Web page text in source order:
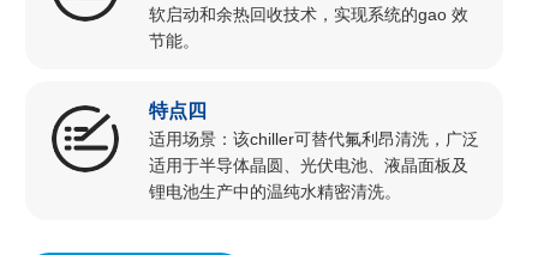
软启动和余热回收技术，实现系统的gao 效
节能。
特点四
适用场景：该chiller可替代氟利昂清洗，广泛
适用于半导体晶圆、光伏电池、液晶面板及
锂电池生产中的温纯水精密清洗。